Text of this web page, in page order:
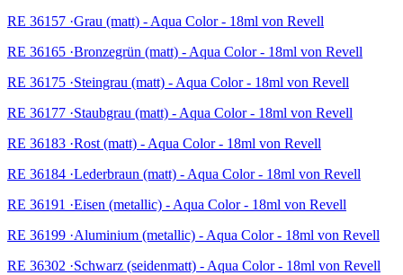
RE 36157 ·Grau (matt) - Aqua Color - 18ml von Revell
RE 36165 ·Bronzegrün (matt) - Aqua Color - 18ml von Revell
RE 36175 ·Steingrau (matt) - Aqua Color - 18ml von Revell
RE 36177 ·Staubgrau (matt) - Aqua Color - 18ml von Revell
RE 36183 ·Rost (matt) - Aqua Color - 18ml von Revell
RE 36184 ·Lederbraun (matt) - Aqua Color - 18ml von Revell
RE 36191 ·Eisen (metallic) - Aqua Color - 18ml von Revell
RE 36199 ·Aluminium (metallic) - Aqua Color - 18ml von Revell
RE 36302 ·Schwarz (seidenmatt) - Aqua Color - 18ml von Revell